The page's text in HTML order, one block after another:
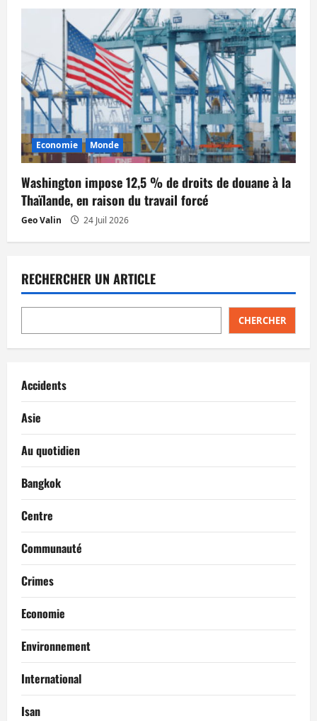
Economie Monde
Washington impose 12,5 % de droits de douane à la
Thaïlande, en raison du travail forcé
Geo Valin 24 Juil 2026
RECHERCHER UN ARTICLE
CHERCHER
Accidents
Asie
Au quotidien
Bangkok
Centre
Communauté
Crimes
Economie
Environnement
International
Isan